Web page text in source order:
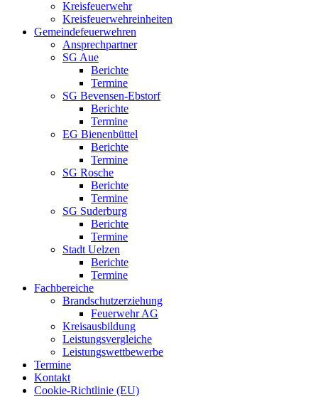
Kreisfeuerwehr
Kreisfeuerwehreinheiten
Gemeindefeuerwehren
Ansprechpartner
SG Aue
Berichte
Termine
SG Bevensen-Ebstorf
Berichte
Termine
EG Bienenbüttel
Berichte
Termine
SG Rosche
Berichte
Termine
SG Suderburg
Berichte
Termine
Stadt Uelzen
Berichte
Termine
Fachbereiche
Brandschutzerziehung
Feuerwehr AG
Kreisausbildung
Leistungsvergleiche
Leistungswettbewerbe
Termine
Kontakt
Cookie-Richtlinie (EU)